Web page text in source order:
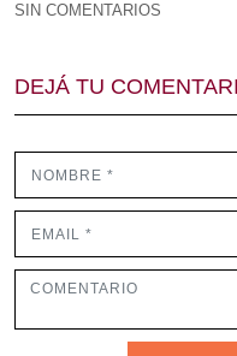
SIN COMENTARIOS
DEJÁ TU